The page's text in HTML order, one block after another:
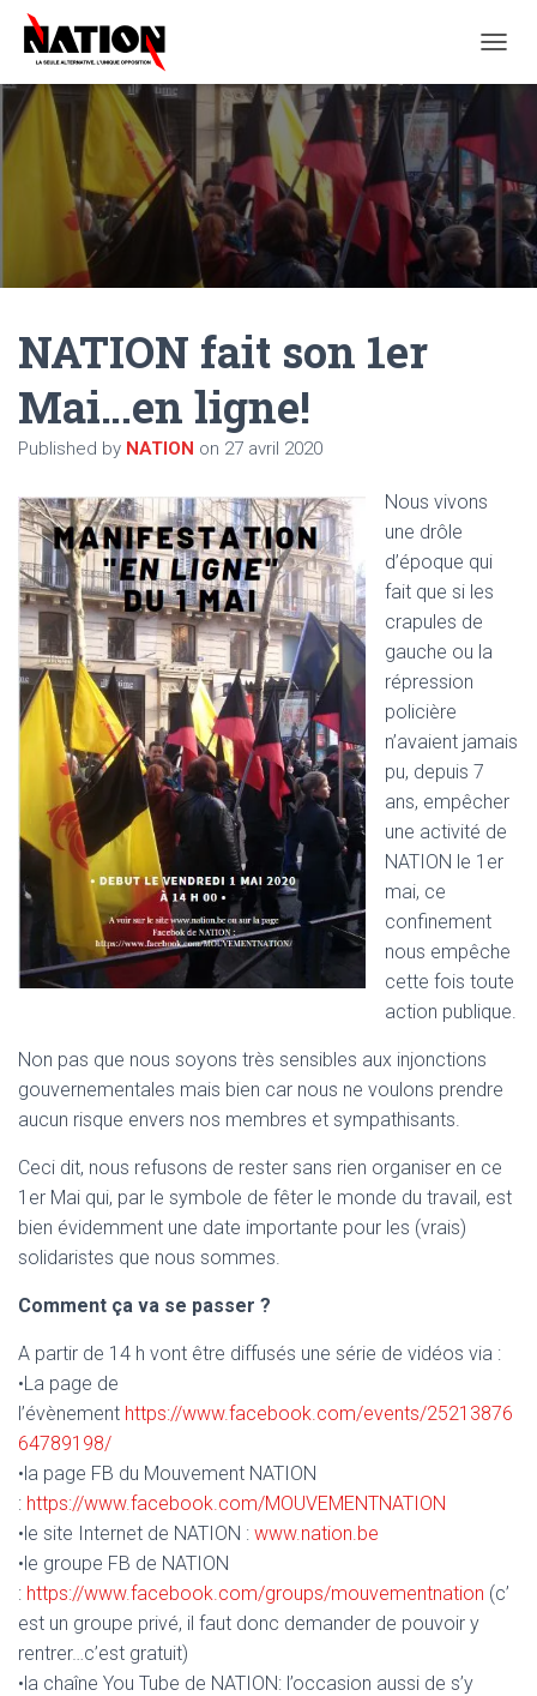
U
R
/
F
M
NATION fait son 1er
Mai…en ligne!
Published by NATION on 27 avril 2020
Nous vivons
une drôle
d’époque qui
fait que si les
crapules de
gauche ou la
répression
policière
n’avaient jamais
pu, depuis 7
ans, empêcher
une activité de
NATION le 1er
mai, ce
confinement
nous empêche
cette fois toute
action publique.
Non pas que nous soyons très sensibles aux injonctions
gouvernementales mais bien car nous ne voulons prendre
aucun risque envers nos membres et sympathisants.
Ceci dit, nous refusons de rester sans rien organiser en ce
1er Mai qui, par le symbole de fêter le monde du travail, est
bien évidemment une date importante pour les (vrais)
solidaristes que nous sommes.
Comment ça va se passer ?
A partir de 14 h vont être diffusés une série de vidéos via :
•La page de
l’évènement https://www.facebook.com/events/25213876
64789198/
•la page FB du Mouvement NATION
: https://www.facebook.com/MOUVEMENTNATION
•le site Internet de NATION : www.nation.be
•le groupe FB de NATION
: https://www.facebook.com/groups/mouvementnation (c’
est un groupe privé, il faut donc demander de pouvoir y
rentrer…c’est gratuit)
•la chaîne You Tube de NATION: l’occasion aussi de s’y